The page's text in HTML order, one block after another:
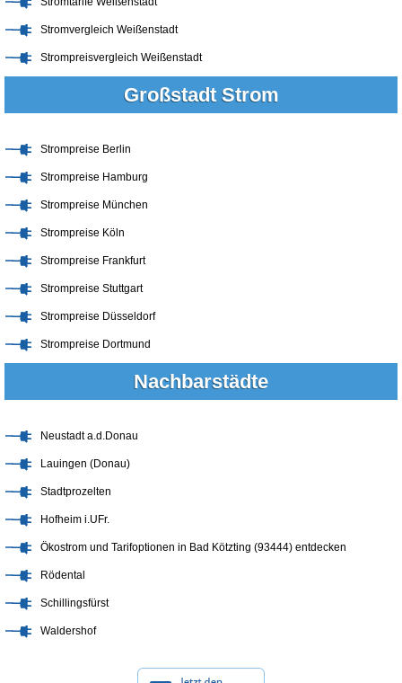
Stromvergleich Weißenstadt
Strompreisvergleich Weißenstadt
Großstadt Strom
Strompreise Berlin
Strompreise Hamburg
Strompreise München
Strompreise Köln
Strompreise Frankfurt
Strompreise Stuttgart
Strompreise Düsseldorf
Strompreise Dortmund
Nachbarstädte
Neustadt a.d.Donau
Lauingen (Donau)
Stadtprozelten
Hofheim i.UFr.
Ökostrom und Tarifoptionen in Bad Kötzting (93444) entdecken
Rödental
Schillingsfürst
Waldershof